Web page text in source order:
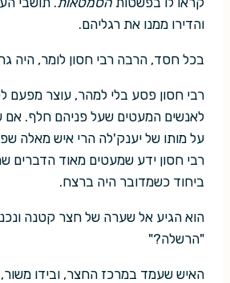
והדירו ממנו את רגליהם.
בכל חסד, הרבה רבי חסון לומר, היה
רבי חסון פסע בלי למהר, עוצר מפעם
לאנשים המעטים שעל פניהם חלף. אם
על מותו של יענק'לה הרי איש מאלה
רבי חסון ידע שמעטים מאוד הדברים
ביחוד כשמדובר היה ברצח.
הוא הגיע אל שערה של חצר קטנה
"הרשלה?"
האיש שעמד במרכז החצר, ובידו